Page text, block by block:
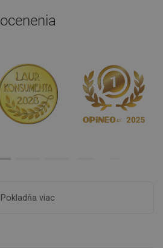
ocenenia
Pokladňa viac